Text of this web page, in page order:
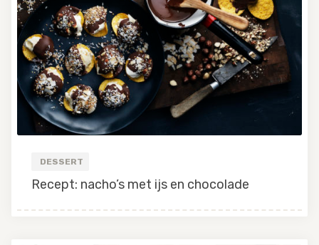
DESSERT
Recept: nacho’s met ijs en chocolade